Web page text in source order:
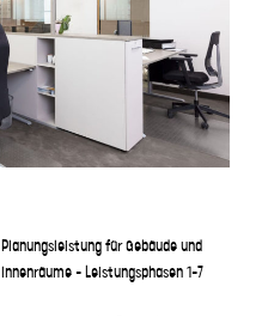
Planungsleistung für Gebäude und
Innenräume – Leistungsphasen 1-7